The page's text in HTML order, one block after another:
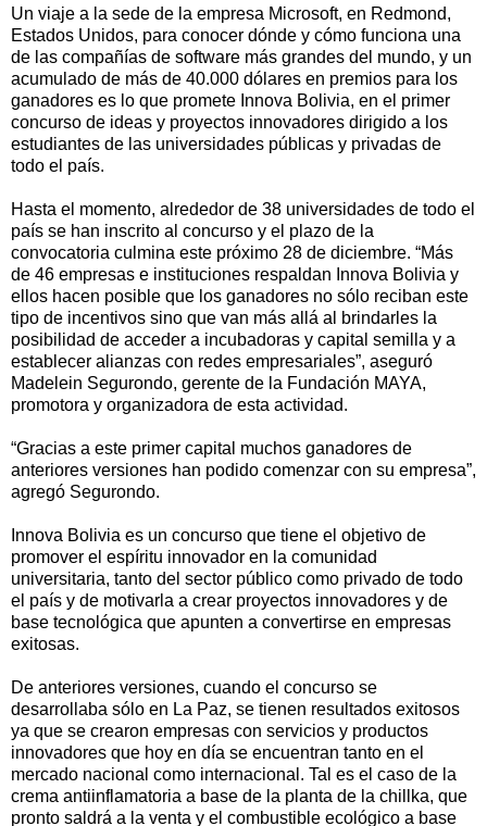
Un viaje a la sede de la empresa Microsoft, en Redmond,
Estados Unidos, para conocer dónde y cómo funciona una
de las compañías de software más grandes del mundo, y un
acumulado de más de 40.000 dólares en premios para los
ganadores es lo que promete Innova Bolivia, en el primer
concurso de ideas y proyectos innovadores dirigido a los
estudiantes de las universidades públicas y privadas de
todo el país.
Hasta el momento, alrededor de 38 universidades de todo el
país se han inscrito al concurso y el plazo de la
convocatoria culmina este próximo 28 de diciembre. “Más
de 46 empresas e instituciones respaldan Innova Bolivia y
ellos hacen posible que los ganadores no sólo reciban este
tipo de incentivos sino que van más allá al brindarles la
posibilidad de acceder a incubadoras y capital semilla y a
establecer alianzas con redes empresariales”, aseguró
Madelein Segurondo, gerente de la Fundación MAYA,
promotora y organizadora de esta actividad.
“Gracias a este primer capital muchos ganadores de
anteriores versiones han podido comenzar con su empresa”,
agregó Segurondo.
Innova Bolivia es un concurso que tiene el objetivo de
promover el espíritu innovador en la comunidad
universitaria, tanto del sector público como privado de todo
el país y de motivarla a crear proyectos innovadores y de
base tecnológica que apunten a convertirse en empresas
exitosas.
De anteriores versiones, cuando el concurso se
desarrollaba sólo en La Paz, se tienen resultados exitosos
ya que se crearon empresas con servicios y productos
innovadores que hoy en día se encuentran tanto en el
mercado nacional como internacional. Tal es el caso de la
crema antiinflamatoria a base de la planta de la chillka, que
pronto saldrá a la venta y el combustible ecológico a base